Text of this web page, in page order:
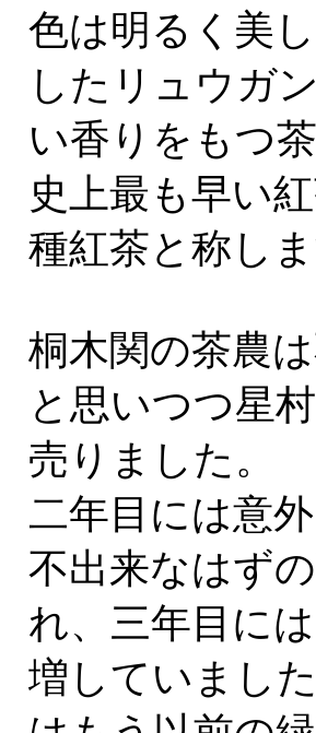
色は明るく美
したリュウガ
い香りをもつ
史上最も早い
種紅茶と称しま
桐木関の茶農
と思いつつ星
売りました。
二年目には意
不出来なはず
れ、三年目に
増していまし